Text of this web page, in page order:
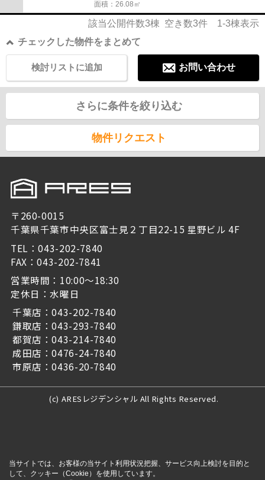
面積：26.08㎡
該当公開件数3棟 空き数3件 1-3棟表示
チェックした物件をまとめて
お問い合わせ
検討リストに追加
さらに条件を絞り込む
物件リクエスト
〒260-0015
千葉県千葉市中央区富士見２丁目22-15 星野ビル 4F
TEL：043-202-7840
FAX：043-202-7841
営業時間：10:00～18:30
定休日：水曜日
千葉店：043-202-7840
鎌取店：043-293-7840
都賀店：043-214-7840
成田店：0476-24-7840
市原店：0436-20-7840
(c) ARESレジデンシャル All Rights Reserved.
当サイトでは、お客様の当サイト利用状況把握、サービス向上検討を目的と
して、クッキー（Cookie）を使用しています。